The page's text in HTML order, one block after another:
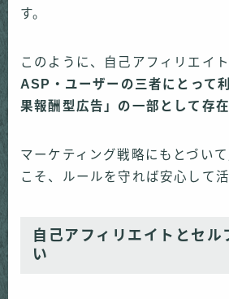
す。
このように、自己アフィリエイ
ASP・ユーザーの三者にとって
果報酬型広告」の一部として存在
マーケティング戦略にもとづい
こそ、ルールを守れば安心して活
自己アフィリエイトとセル
い